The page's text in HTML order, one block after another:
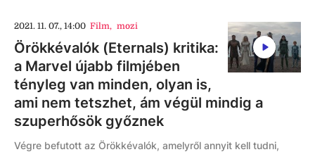
2021. 11. 07., 14:00 Film, mozi
Örökkévalók (Eternals) kritika:
a Marvel újabb filmjében
tényleg van minden, olyan is,
ami nem tetszhet, ám végül mindig a
szuperhősök győznek
Végre befutott az Örökkévalók, amelyről annyit kell tudni,